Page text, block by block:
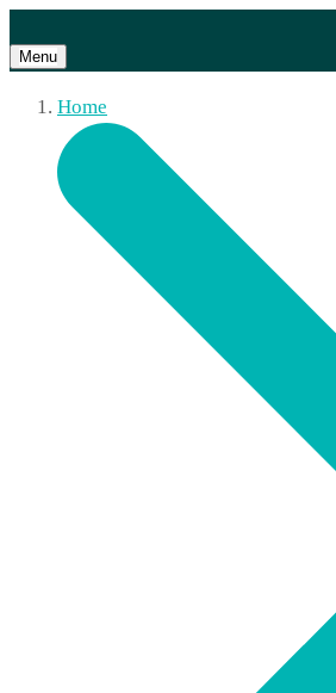
Menu
Home